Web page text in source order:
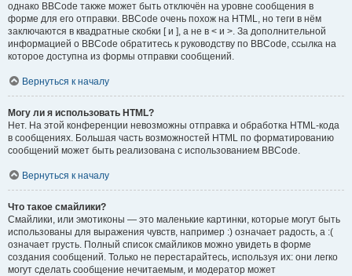
однако BBCode также может быть отключён на уровне сообщения в
форме для его отправки. BBCode очень похож на HTML, но теги в нём
заключаются в квадратные скобки [ и ], а не в < и >. За дополнительной
информацией о BBCode обратитесь к руководству по BBCode, ссылка на
которое доступна из формы отправки сообщений.
Вернуться к началу
Могу ли я использовать HTML?
Нет. На этой конференции невозможны отправка и обработка HTML-кода
в сообщениях. Большая часть возможностей HTML по форматированию
сообщений может быть реализована с использованием BBCode.
Вернуться к началу
Что такое смайлики?
Смайлики, или эмотиконы — это маленькие картинки, которые могут быть
использованы для выражения чувств, например :) означает радость, а :(
означает грусть. Полный список смайликов можно увидеть в форме
создания сообщений. Только не перестарайтесь, используя их: они легко
могут сделать сообщение нечитаемым, и модератор может